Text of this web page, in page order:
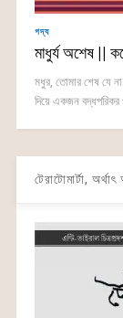
গদ্য
মাধুর্য অশেষ ||
মধুর, তোমার শেষ যে না
দিয়ে একজন বদ্ধপরিকর
টেরাটোমার্টা,